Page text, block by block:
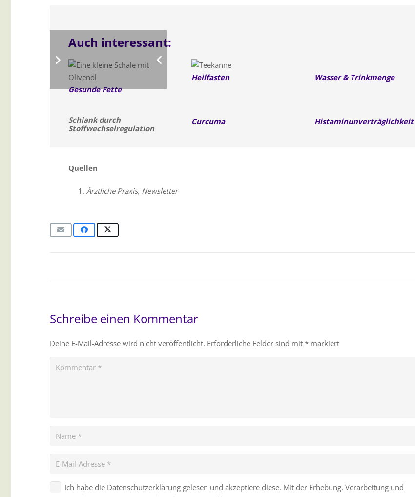
Auch interessant:
Gesunde Fette
Heilfasten Wasser & Trinkmenge
Schlank durch
Stoffwechselregulation
Curcuma Histaminunverträglichkeit
Quellen
Ärztliche Praxis, Newsletter
Schreibe einen Kommentar
Deine E-Mail-Adresse wird nicht veröffentlicht. Erforderliche Felder sind mit * markiert
Ich habe die Datenschutzerklärung gelesen und akzeptiere diese. Mit der Erhebung, Verarbeitung und